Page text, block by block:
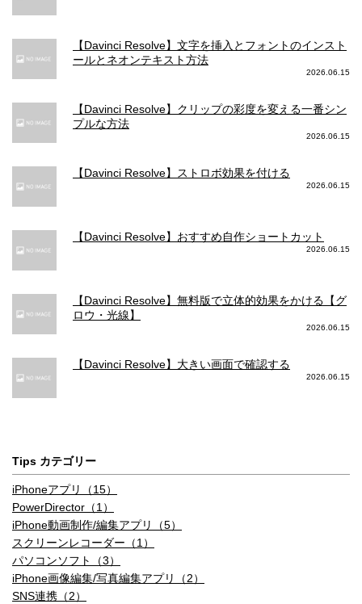
【Davinci Resolve】文字を挿入とフォントのインスト
ールとネオンテキスト方法
2026.06.15
【Davinci Resolve】クリップの彩度を変える一番シン
プルな方法
2026.06.15
【Davinci Resolve】ストロボ効果を付ける
2026.06.15
【Davinci Resolve】おすすめ自作ショートカット
2026.06.15
【Davinci Resolve】無料版で立体的効果をかける【グ
ロウ・光線】
2026.06.15
【Davinci Resolve】大きい画面で確認する
2026.06.15
Tips カテゴリー
iPhoneアプリ（15）
PowerDirector（1）
iPhone動画制作/編集アプリ（5）
スクリーンレコーダー（1）
パソコンソフト（3）
iPhone画像編集/写真編集アプリ（2）
SNS連携（2）